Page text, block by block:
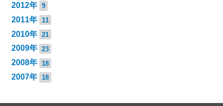
2012年 9
2011年 11
2010年 21
2009年 23
2008年 18
2007年 18